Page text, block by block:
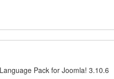
Pack for Joomla! 3.10.6